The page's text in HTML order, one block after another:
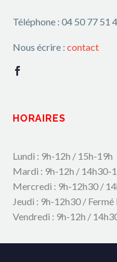
Téléphone : 04 50 77 51
Nous écrire : contact
HORAIRES
Lundi : 9h-12h / 15h-19h
Mardi : 9h-12h / 14h30-
Mercredi : 9h-12h30 /
Jeudi : 9h-12h30 / Fermé
Vendredi : 9h-12h /